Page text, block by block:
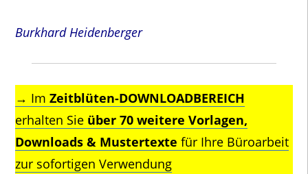
Burkhard Heidenberger
→ Im Zeitblüten-DOWNLOADBEREICH
erhalten Sie über 70 weitere Vorlagen,
Downloads & Mustertexte für Ihre Büroarbeit
zur sofortigen Verwendung